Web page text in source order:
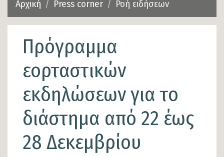
Αρχική Press corner Ροή ειδήσεων
Πρόγραμμα
εορταστικών
εκδηλώσεων για το
διάστημα από 22 έως
28 Δεκεμβρίου